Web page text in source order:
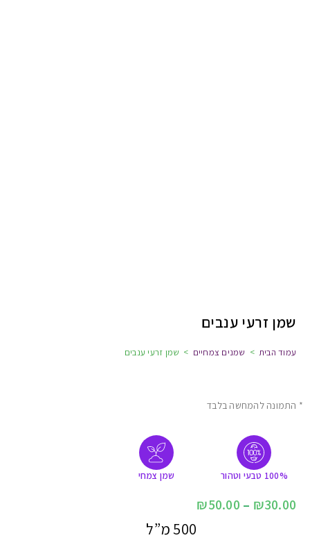
שמן זרעי ענבים
עמוד הבית > שמנים צמחיים > שמן זרעי ענבים
₪30.00
–
₪50.00
500 מ”ל
* התמונה להמחשה בלבד
100% טבעי וטהור שמן צמחי